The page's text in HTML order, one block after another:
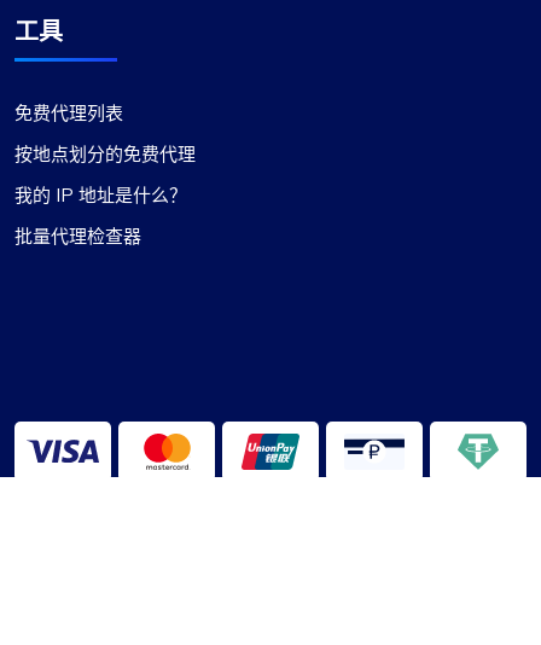
工具
免费代理列表
按地点划分的免费代理
我的 IP 地址是什么？
批量代理检查器